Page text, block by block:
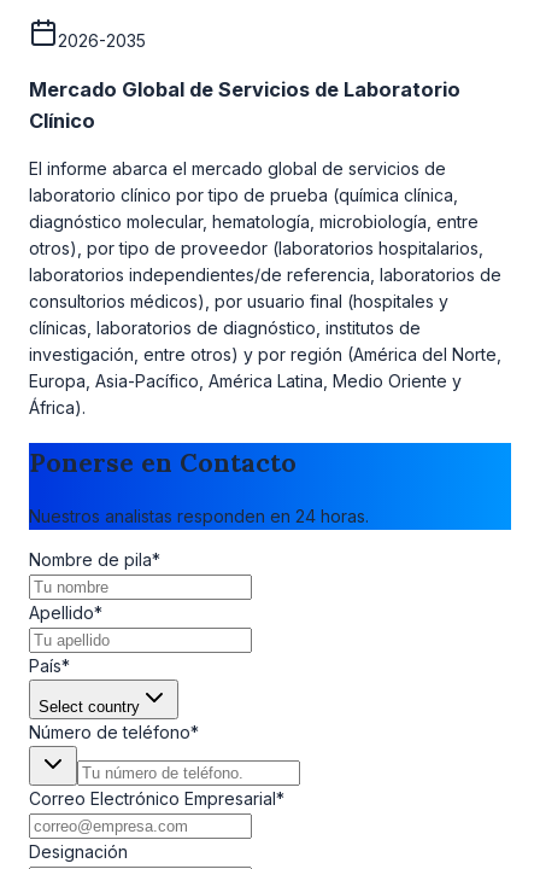
2026-2035
Mercado Global de Servicios de Laboratorio
Clínico
El informe abarca el mercado global de servicios de
laboratorio clínico por tipo de prueba (química clínica,
diagnóstico molecular, hematología, microbiología, entre
otros), por tipo de proveedor (laboratorios hospitalarios,
laboratorios independientes/de referencia, laboratorios de
consultorios médicos), por usuario final (hospitales y
clínicas, laboratorios de diagnóstico, institutos de
investigación, entre otros) y por región (América del Norte,
Europa, Asia-Pacífico, América Latina, Medio Oriente y
África).
Ponerse en Contacto
Nuestros analistas responden en 24 horas.
Nombre de pila*
Apellido*
País*
Select country
Número de teléfono*
Correo Electrónico Empresarial*
Designación